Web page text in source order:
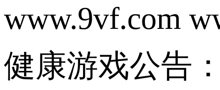
www.9vf.com
健康游戏公告